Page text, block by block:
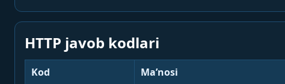
HTTP javob kodlari
Kod Ma’nosi